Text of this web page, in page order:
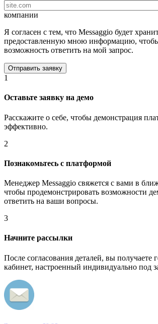
компании
Я согласен с тем, что Messaggio будет
предоставленную мною информацию,
возможность ответить на мой запрос.
1
Оставьте заявку на демо
Расскажите о себе, чтобы демонстрация
эффективно.
2
Познакомьтесь с платформой
Менеджер Messaggio свяжется с вами в
чтобы продемонстрировать возможности
ответить на ваши вопросы.
3
Начните рассылки
После согласования деталей, вы получаете
кабинет, настроенный индивидуально под